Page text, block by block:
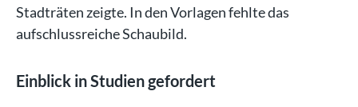
Stadträten zeigte. In den Vorlagen fehlte das
aufschlussreiche Schaubild.
Einblick in Studien gefordert